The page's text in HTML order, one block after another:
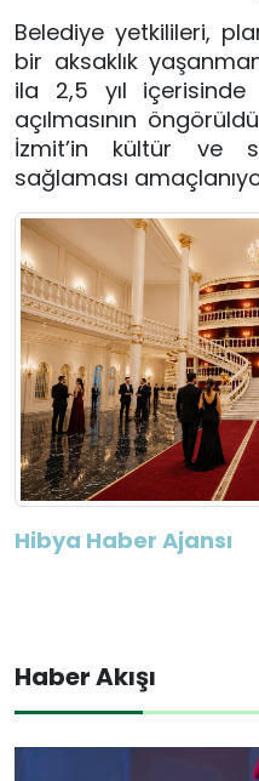
Belediye yetkilileri,
bir aksaklık
ila 2,5 yıl
açılmasının
İzmit’in kültür ve
sağlaması
Hibya Haber Ajansı
Haber Akışı